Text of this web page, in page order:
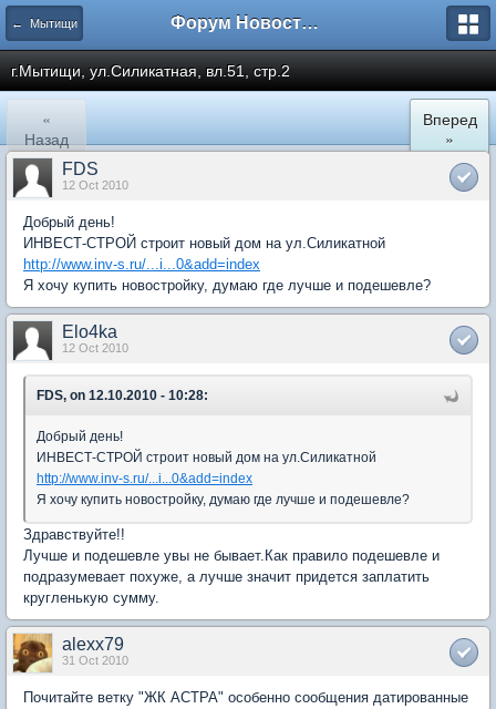
← Мытищи Форум Новостройки
г.Мытищи, ул.Силикатная, вл.51, стр.2
«
Назад
Вперед
»
FDS
12 Oct 2010
Добрый день!
ИНВЕСТ-СТРОЙ строит новый дом на ул.Силикатной
http://www.inv-s.ru/...i...0&add=index
Я хочу купить новостройку, думаю где лучше и подешевле?
Elo4ka
12 Oct 2010
FDS, on 12.10.2010 - 10:28:
Добрый день!
ИНВЕСТ-СТРОЙ строит новый дом на ул.Силикатной
http://www.inv-s.ru/...i...0&add=index
Я хочу купить новостройку, думаю где лучше и подешевле?
Здравствуйте!!
Лучше и подешевле увы не бывает.Как правило подешевле и
подразумевает похуже, а лучше значит придется заплатить
кругленькую сумму.
alexx79
31 Oct 2010
Почитайте ветку "ЖК АСТРА" особенно сообщения датированные